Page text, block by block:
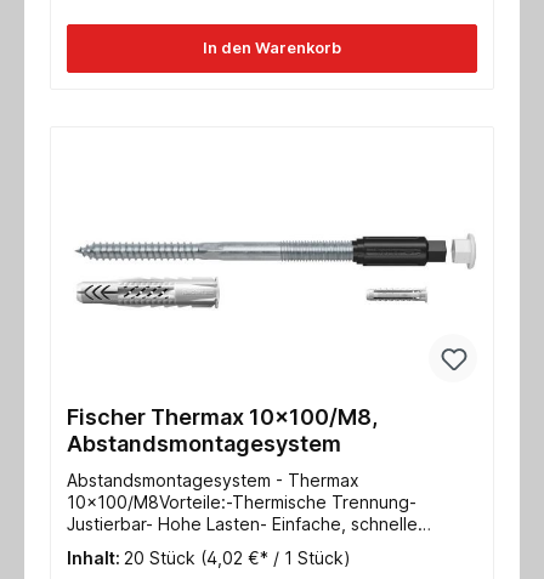
Nutzlänge 80-100mmVerankerungstiefe 70
mmAbdeckkappe 22mm Schlüsselweite SW
13Metrische Schraube M10
In den Warenkorb
Fischer Thermax 10x100/M8,
Abstandsmontagesystem
Abstandsmontagesystem - Thermax
10x100/M8Vorteile:-Thermische Trennung-
Justierbar- Hohe Lasten- Einfache, schnelle
Montage o. Sonderwerkzeuge- Sicherheit durch
Verankerung im UntergrundTechnische Daten:
Inhalt: 20 Stück (4,02 €* / 1 Stück)